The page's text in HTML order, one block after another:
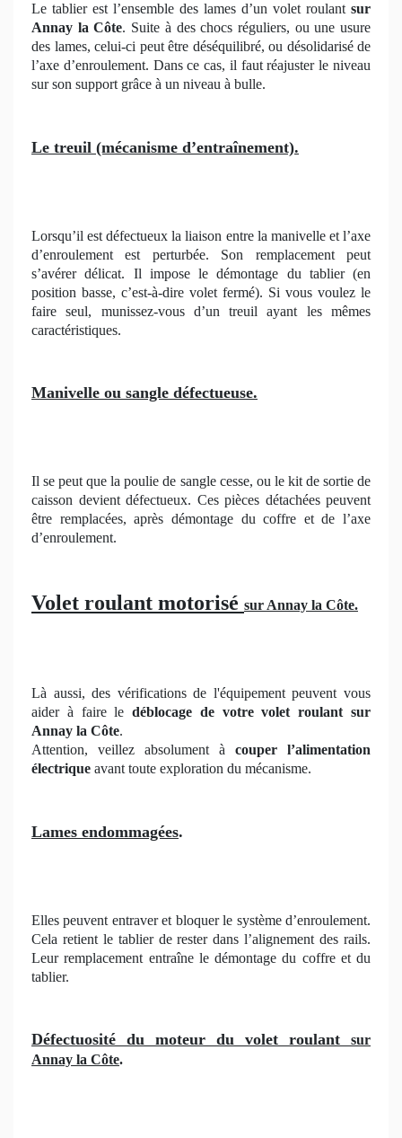
Le tablier est l’ensemble des lames d’un volet roulant sur
Annay la Côte. Suite à des chocs réguliers, ou une usure
des lames, celui-ci peut être déséquilibré, ou désolidarisé de
l’axe d’enroulement. Dans ce cas, il faut réajuster le niveau
sur son support grâce à un niveau à bulle.
Le treuil (mécanisme d’entraînement).
Lorsqu’il est défectueux la liaison entre la manivelle et l’axe
d’enroulement est perturbée. Son remplacement peut
s’avérer délicat. Il impose le démontage du tablier (en
position basse, c’est-à-dire volet fermé). Si vous voulez le
faire seul, munissez-vous d’un treuil ayant les mêmes
caractéristiques.
Manivelle ou sangle défectueuse.
Il se peut que la poulie de sangle cesse, ou le kit de sortie de
caisson devient défectueux. Ces pièces détachées peuvent
être remplacées, après démontage du coffre et de l’axe
d’enroulement.
Volet roulant motorisé sur Annay la Côte.
Là aussi, des vérifications de l'équipement peuvent vous
aider à faire ledéblocage de votre volet roulant sur
Annay la Côte.
Attention, veillez absolument à couper l’alimentation
électrique avant toute exploration du mécanisme.
Lames endommagées.
Elles peuvent entraver et bloquer le système d’enroulement.
Cela retient le tablier de rester dans l’alignement des rails.
Leur remplacement entraîne le démontage du coffre et du
tablier.
Défectuosité du moteur du volet roulant sur
Annay la Côte.